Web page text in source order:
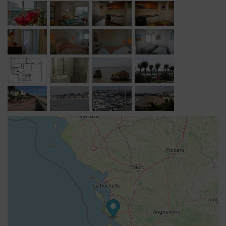
Royan en toute liberté, sans se soucier du
stationnement grâce au parking privé couvert mis à
disposition. Un second emplacement, un local privatif à
vélos, le Wi-Fi ainsi qu'un équipement complet pour
bébé permettent de voyager sereinement, quelle que soit
la composition de la famille.
Au-delà de Royan, le territoire invite chaque jour à une
nouvelle découverte. Admirer les villas Belle Époque et
l'architecture des années 1950 qui font l'identité de la
station, explorer les villages de Talmont-sur-Gironde et
Mornac-sur-Seudre, classés parmi les Plus Beaux
Villages de France, embarquer vers les îles de l'estuaire,
déguster les huîtres des ports ostréicoles ou parcourir
les marais et les vignobles de l'arrière-pays.
Parce qu'un séjour réussi passe aussi par les bonnes
adresses, Réjane et Alain partagent volontiers leurs
conseils et mettent à disposition une documentation
complète pour découvrir les incontournables comme les